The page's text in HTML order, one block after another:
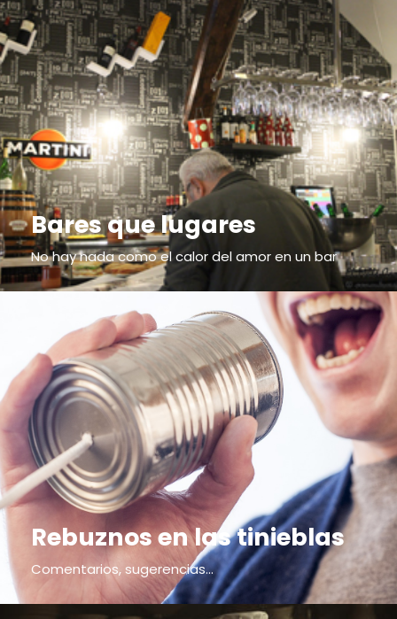
Bares que lugares
No hay nada como el calor del amor en un bar
Rebuznos en las tinieblas
Comentarios, sugerencias...